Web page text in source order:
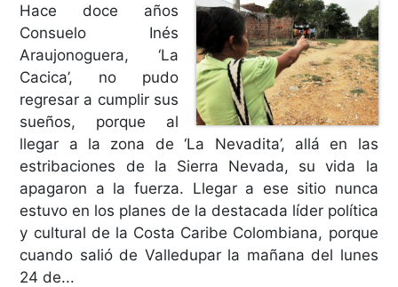
Hace doce años
Consuelo Inés
Araujonoguera, ‘La
Cacica’, no pudo
regresar a cumplir sus
sueños, porque al
llegar a la zona de ‘La Nevadita’, allá en las
estribaciones de la Sierra Nevada, su vida la
apagaron a la fuerza. Llegar a ese sitio nunca
estuvo en los planes de la destacada líder política
y cultural de la Costa Caribe Colombiana, porque
cuando salió de Valledupar la mañana del lunes
24 de...